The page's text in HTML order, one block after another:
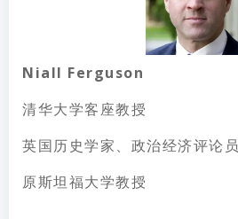
Niall Ferguson
清华大学客座教授
英国历史学家、政治经济评论员
原斯坦福大学教授